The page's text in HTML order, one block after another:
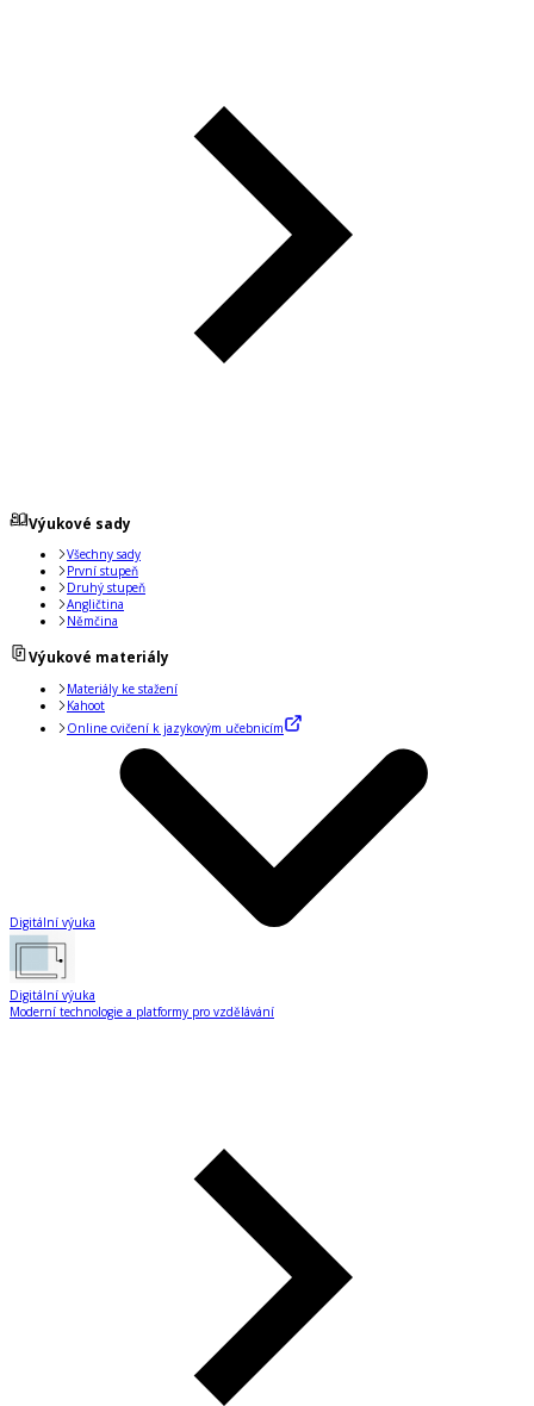
Výukové sady
Všechny sady
První stupeň
Druhý stupeň
Angličtina
Němčina
Výukové materiály
Materiály ke stažení
Kahoot
Online cvičení k jazykovým učebnicím
Digitální výuka
Digitální výuka
Moderní technologie a platformy pro vzdělávání